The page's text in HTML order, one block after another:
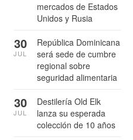
mercados de Estados
Unidos y Rusia
República Dominicana
será sede de cumbre
regional sobre
seguridad alimentaria
30
JUL
Destilería Old Elk
lanza su esperada
colección de 10 años
30
JUL